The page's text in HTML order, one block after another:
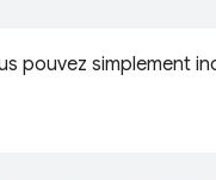
pouvez simplement